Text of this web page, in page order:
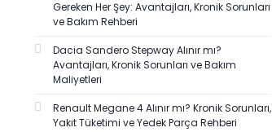
FKK (2)
HİLEKS (2)
İTHAL (2)
KALE (2)
MONROE (2)
Gereken Her Şey: Avantajları, Kronik Sorunları
ve Bakım Rehberi
Dacia Sandero Stepway Alınır mı?
Avantajları, Kronik Sorunları ve Bakım
Maliyetleri
Renault Megane 4 Alınır mı? Kronik Sorunları,
Yakıt Tüketimi ve Yedek Parça Rehberi